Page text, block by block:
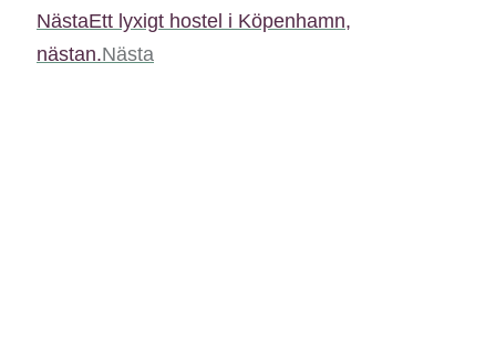
NästaEtt lyxigt hostel i Köpenhamn,
nästan.Nästa